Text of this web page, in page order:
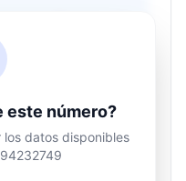
este número?
datos disponibles